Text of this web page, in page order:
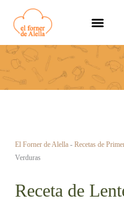
contenido
El Forner de Alella - Recetas de
Verduras
Receta de